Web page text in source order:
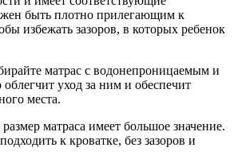
быть плотно прилегающим к
избежать зазоров, в которых ребенок
матрас с водонепроницаемым и
уход за ним и обеспечит
места.
матраса имеет большое значение.
к кроватке, без зазоров и